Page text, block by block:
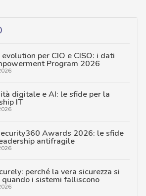
per CIO e CISO: i dati
Program 2026
digitale e AI: le sfide per la
IT
Awards 2026: le sfide
antifragile
perché la vera sicurezza si
quando i sistemi falliscono